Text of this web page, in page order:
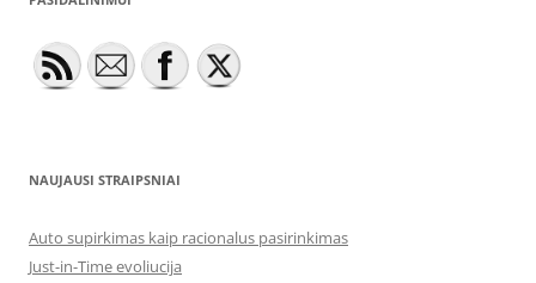
NAUJAUSI STRAIPSNIAI
Auto supirkimas kaip racionalus pasirinkimas
Just-in-Time evoliucija